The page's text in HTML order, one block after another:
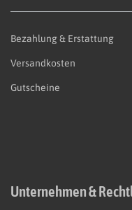
Bezahlung & Erstattung
Versandkosten
Gutscheine
Unternehmen &